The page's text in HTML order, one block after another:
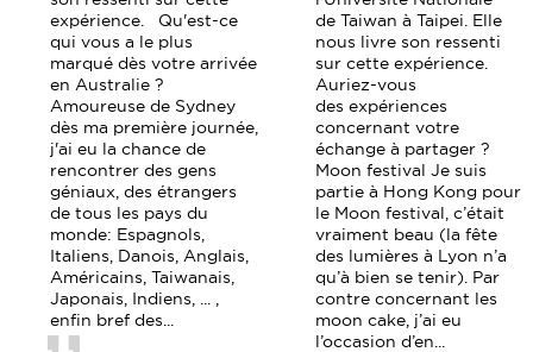
expérience. Qu'est-ce
qui vous a le plus
marqué dès votre arrivée
en Australie ?
Amoureuse de Sydney
dès ma première journée,
j'ai eu la chance de
rencontrer des gens
géniaux, des étrangers
de tous les pays du
monde: Espagnols,
Italiens, Danois, Anglais,
Américains, Taiwanais,
Japonais, Indiens, ... ,
enfin bref des...
de Taiwan à Taipei. Elle
nous livre son ressenti
sur cette expérience.
Auriez-vous
des expériences
concernant votre
échange à partager ?
Moon festival Je suis
partie à Hong Kong pour
le Moon festival, c’était
vraiment beau (la fête
des lumières à Lyon n’a
qu’à bien se tenir). Par
contre concernant les
moon cake, j’ai eu
l’occasion d’en...